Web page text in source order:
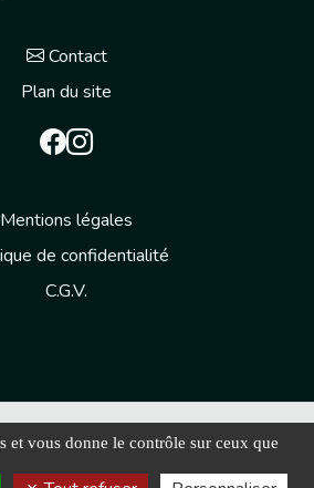
Contact
Plan du site
Mentions légales
de confidentialité
C.G.V.
droits réservés
intellectuelles, toute
et vous donne le contrôle sur ceux que